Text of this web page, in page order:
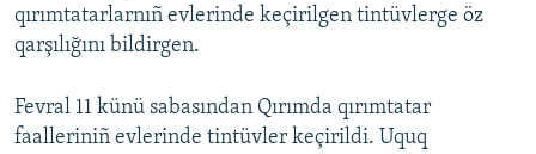
qırımtatarlarnıñ evlerinde keçirilgen tintüvlerge öz
qarşılığını bildirgen.
Fevral 11 künü sabasından Qırımda qırımtatar
faalleriniñ evlerinde tintüvler keçirildi. Uquq